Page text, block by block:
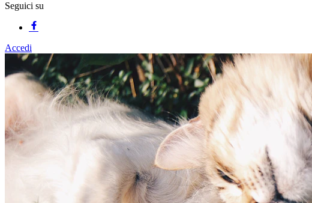
Seguici su
Accedi